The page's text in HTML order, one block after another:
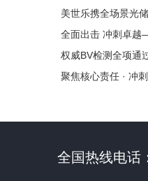
美世乐携全场景光
全面出击 冲刺卓
权威BV检测全项通
聚焦核心责任 · 冲
全国热线电话